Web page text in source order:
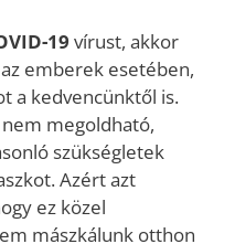
19 vírust, akkor
emberek esetében,
a kedvencünktől is.
megoldható,
szükségletek
Azért azt
ez közel
mászkálunk otthon